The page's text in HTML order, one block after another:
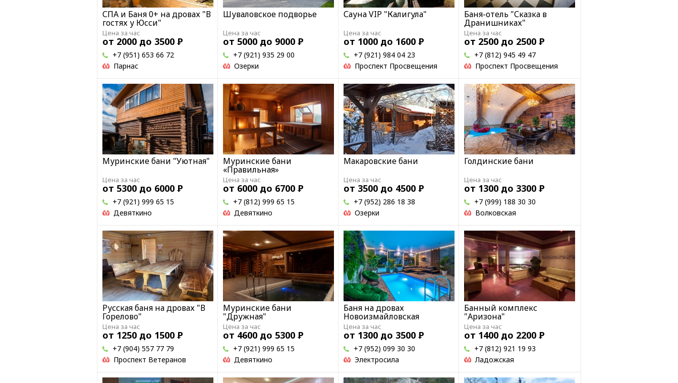
СПА и Баня 0+ на дровах "В
гостях у Юсси"
Цена за час
от 2000 до 3500 Р
Парнас
+7 (951) 653 66 72
Шуваловское подворье
Цена за час
от 5000 до 9000 Р
Озерки
+7 (921) 935 29 00
Сауна VIP "Калигула"
Цена за час
от 1000 до 1600 Р
Проспект Просвещения
+7 (921) 984 04 23
Баня-отель "Сказка в
Дранишниках"
Цена за час
от 2500 до 2500 Р
Проспект Просвещения
+7 (812) 945 49 47
Муринские бани "Уютная"
Цена за час
от 5300 до 6000 Р
Девяткино
+7 (921) 999 65 15
Муринские бани
«Правильная»
Цена за час
от 6000 до 6700 Р
Девяткино
+7 (812) 999 65 15
Макаровские бани
Цена за час
от 3500 до 4500 Р
Озерки
+7 (952) 286 18 38
Голдинские бани
Цена за час
от 1300 до 3300 Р
Волковская
+7 (999) 188 30 30
Русская баня на дровах "В
Горелово"
Цена за час
от 1250 до 1500 Р
Проспект Ветеранов
+7 (904) 557 77 79
Муринские бани
"Дружная"
Цена за час
от 4600 до 5300 Р
Девяткино
+7 (921) 999 65 15
Баня на дровах
Новоизмайловская
Цена за час
от 1300 до 3500 Р
Электросила
+7 (952) 099 30 30
Банный комплекс
"Аризона"
Цена за час
от 1400 до 2200 Р
Ладожская
+7 (812) 921 19 93